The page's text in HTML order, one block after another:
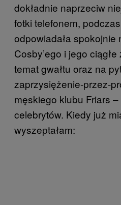
dokładnie naprzeciw
fotki telefonem,
odpowiadała spokojnie
Cosby’ego i jego
temat gwałtu oraz na
zaprzysiężenie-przez-
męskiego klubu Friars
celebrytów. Kiedy już
wyszeptałam: